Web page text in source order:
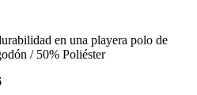
en una playera polo de
/ 50% Poliéster